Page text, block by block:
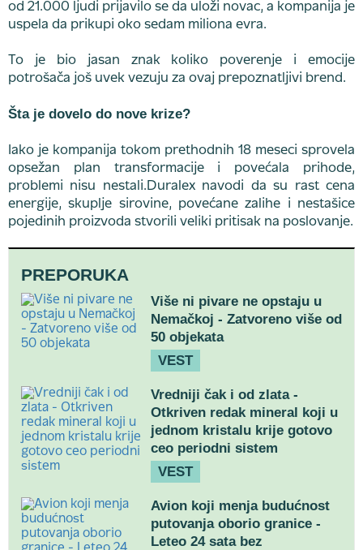
od 21.000 ljudi prijavilo se da uloži novac, a kompanija je
uspela da prikupi oko sedam miliona evra.
To je bio jasan znak koliko poverenje i emocije
potrošača još uvek vezuju za ovaj prepoznatljivi brend.
Šta je dovelo do nove krize?
Iako je kompanija tokom prethodnih 18 meseci sprovela
opsežan plan transformacije i povećala prihode,
problemi nisu nestali.Duralex navodi da su rast cena
energije, skuplje sirovine, povećane zalihe i nestašice
pojedinih proizvoda stvorili veliki pritisak na poslovanje.
PREPORUKA
Više ni pivare ne opstaju u
Nemačkoj - Zatvoreno više od
50 objekata
VEST
Vredniji čak i od zlata -
Otkriven redak mineral koji u
jednom kristalu krije gotovo
ceo periodni sistem
VEST
Avion koji menja budućnost
putovanja oborio granice -
Leteo 24 sata bez